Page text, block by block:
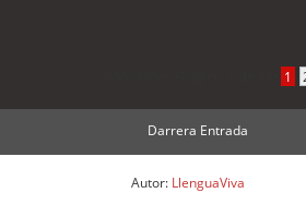
1
Darrera Entrada
Autor: LlenguaViva